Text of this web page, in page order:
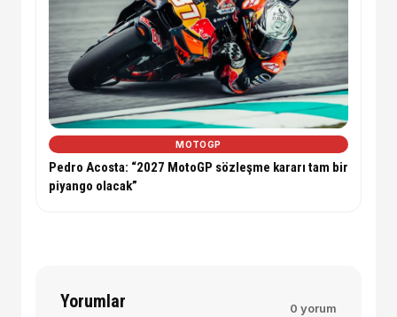
MOTOGP
Pedro Acosta: “2027 MotoGP sözleşme kararı tam bir
piyango olacak”
Yorumlar 0 yorum